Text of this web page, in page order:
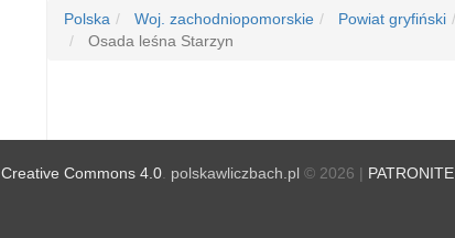
Polska Woj. zachodniopomorskie Powiat gryfiński
Osada leśna Starzyn
Creative Commons 4.0 polskawliczbach.pl © 2026 | PATRONITE